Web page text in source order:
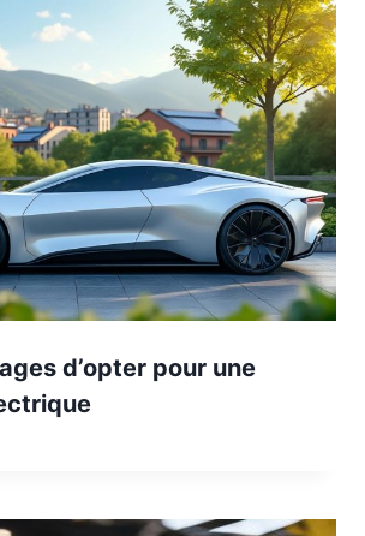
d’opter pour une